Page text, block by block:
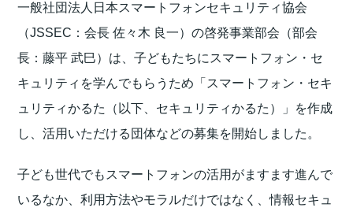
一般社団法人日本スマートフォンセキュリティ協会
（JSSEC：会長 佐々木 良一）の啓発事業部会（部会
長：藤平 武巳）は、子どもたちにスマートフォン・セ
キュリティを学んでもらうため「スマートフォン・セキ
ュリティかるた（以下、セキュリティかるた）」を作成
し、活用いただける団体などの募集を開始しました。
子ども世代でもスマートフォンの活用がますます進んで
いるなか、利用方法やモラルだけではなく、情報セキュ